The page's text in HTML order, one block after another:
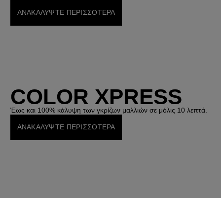
ΑΝΑΚΑΛΥΨΤΕ ΠΕΡΙΣΣΟΤΕΡΑ
COLOR XPRESS
Έως και 100% κάλυψη των γκρίζων μαλλιών σε μόλις 10 λεπτά.
ΑΝΑΚΑΛΥΨΤΕ ΠΕΡΙΣΣΟΤΕΡΑ